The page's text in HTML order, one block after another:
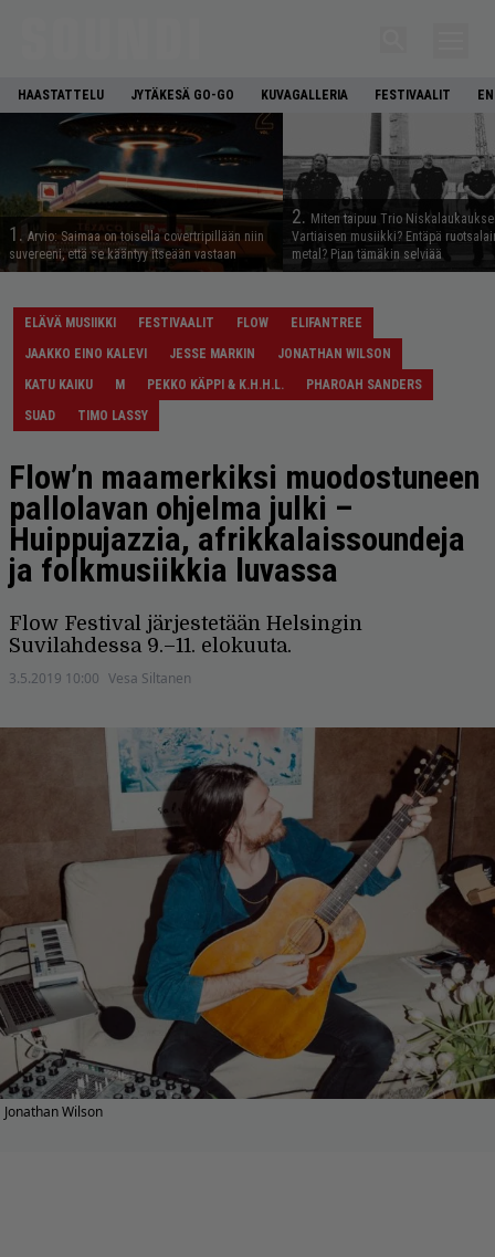
HAASTATTELU JYTÄKESÄ GO-GO KUVAGALLERIA FESTIVAALIT
1. Arvio: Saimaa on toisella covertripillään niin
suvereeni, että se kääntyy itseään vastaan
2. Miten taipuu Trio
Vartiaisen musiikki? Entäpä
metal? Pian tämäkin selviää
ELÄVÄ MUSIIKKI FESTIVAALIT FLOW
ELIFANTREE
JAAKKO EINO KALEVI
JESSE MARKIN
JONATHAN WILSON
KATU KAIKU
M PEKKO KÄPPI & K.H.H.L.
PHAROAH SANDERS
SUAD
TIMO LASSY
Flow’n maamerkiksi muodostuneen
pallolavan ohjelma julki –
Huippujazzia, afrikkalaissoundeja
ja folkmusiikkia luvassa
Flow Festival järjestetään Helsingin
Suvilahdessa 9.–11. elokuuta.
3.5.2019 10:00 Vesa Siltanen
Jonathan Wilson